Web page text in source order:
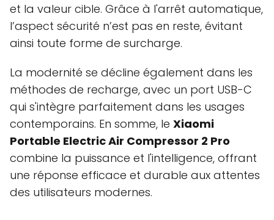
et la valeur cible. Grâce à l'arrêt automatique,
l’aspect sécurité n’est pas en reste, évitant
ainsi toute forme de surcharge.
La modernité se décline également dans les
méthodes de recharge, avec un port USB-C
qui s'intègre parfaitement dans les usages
contemporains. En somme, le Xiaomi
Portable Electric Air Compressor 2 Pro
combine la puissance et l'intelligence, offrant
une réponse efficace et durable aux attentes
des utilisateurs modernes.